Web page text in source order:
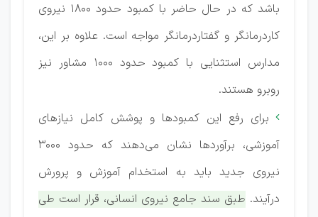
باشد که در حال حاضر با کمبود حدود ۱۸۰۰ نیروی
کاردرمانگر و گفتاردرمانگر مواجه است. علاوه بر این،
مدارس استثنایی با کمبود حدود ۱۰۰۰ مشاور نیز
روبرو هستند.

برای رفع این کمبودها و پوشش کامل نیازهای
آموزشی، برآوردها نشان می‌دهند که حدود ۳۰۰۰
نیروی جدید باید به استخدام آموزش و پرورش
درآیند. طبق سند جامع نیروی انسانی، قرار است طی